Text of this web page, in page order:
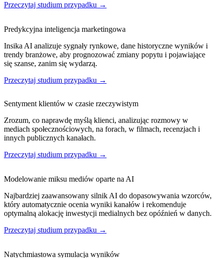
Przeczytaj studium przypadku →
Predykcyjna inteligencja marketingowa
Insika AI analizuje sygnały rynkowe, dane historyczne wyników i
trendy branżowe, aby prognozować zmiany popytu i pojawiające
się szanse, zanim się wydarzą.
Przeczytaj studium przypadku →
Sentyment klientów w czasie rzeczywistym
Zrozum, co naprawdę myślą klienci, analizując rozmowy w
mediach społecznościowych, na forach, w filmach, recenzjach i
innych publicznych kanałach.​
Przeczytaj studium przypadku →
Modelowanie miksu mediów oparte na AI
Najbardziej zaawansowany silnik AI do dopasowywania wzorców,
który automatycznie ocenia wyniki kanałów i rekomenduje
optymalną alokację inwestycji medialnych bez opóźnień w danych.​
Przeczytaj studium przypadku →
Natychmiastowa symulacja wyników